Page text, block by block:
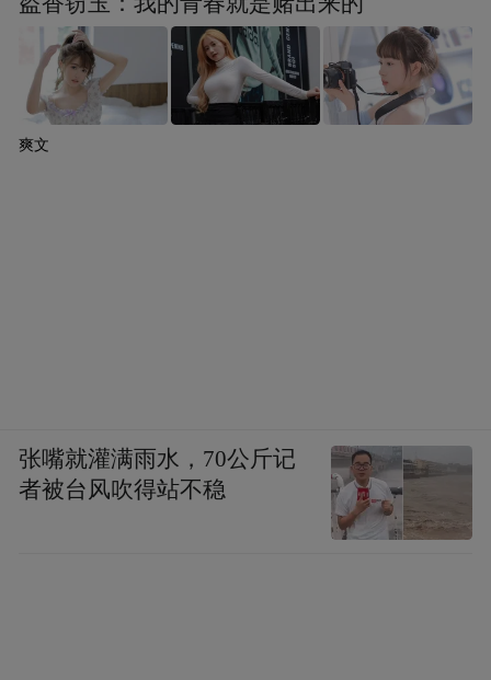
爽文
张嘴就灌满雨水，70公斤记
者被台风吹得站不稳